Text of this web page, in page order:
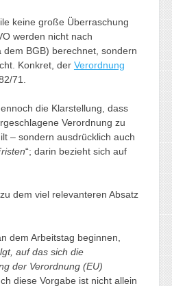
keine große Überraschung
werden nicht nach
dem BGB) berechnet, sondern
Konkret, der Verordnung
71.
die Klarstellung, dass
Verordnung zu
– sondern ausdrücklich auch
“; darin bezieht sich auf
dem viel relevanteren Absatz
dem Arbeitstag beginnen,
auf das sich die
der Verordnung (EU)
diese Vorgabe ist nicht allein